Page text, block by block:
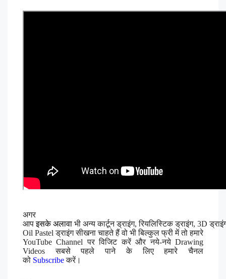
अगर
आपइसके अलावा भी अन्य कार्टून ड्राइंग, रियलिस्टिक ड्राइंग, 3D
Oil Pastel ड्राइंगसीखना चाहते हैंवो भीबिल्कुल फ्री मेंतो हमारे
YouTube Channel पर विजिट करें और नये-नये Drawing
Videos सबसे पहले पाने के लिए हमारे चैनल
को Subscribe करें।